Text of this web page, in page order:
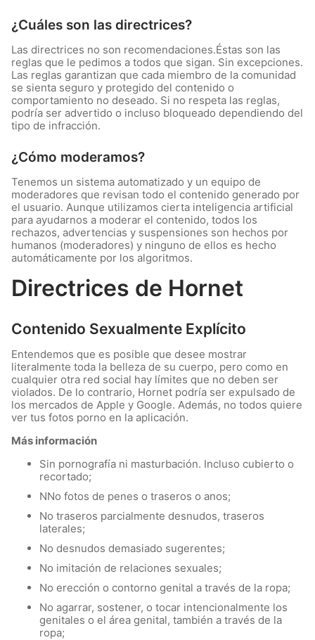
¿Cuáles son las directrices?
Las directrices no son recomendaciones.Éstas son las
reglas que le pedimos a todos que sigan. Sin excepciones.
Las reglas garantizan que cada miembro de la comunidad
se sienta seguro y protegido del contenido o
comportamiento no deseado. Si no respeta las reglas,
podría ser advertido o incluso bloqueado dependiendo del
tipo de infracción.
¿Cómo moderamos?
Tenemos un sistema automatizado y un equipo de
moderadores que revisan todo el contenido generado por
el usuario. Aunque utilizamos cierta inteligencia artificial
para ayudarnos a moderar el contenido, todos los
rechazos, advertencias y suspensiones son hechos por
humanos (moderadores) y ninguno de ellos es hecho
automáticamente por los algoritmos.
Directrices de Hornet
Contenido Sexualmente Explícito
Entendemos que es posible que desee mostrar
literalmente toda la belleza de su cuerpo, pero como en
cualquier otra red social hay límites que no deben ser
violados. De lo contrario, Hornet podría ser expulsado de
los mercados de Apple y Google. Además, no todos quiere
ver tus fotos porno en la aplicación.
Más información
Sin pornografía ni masturbación. Incluso cubierto o
recortado;
NNo fotos de penes o traseros o anos;
No traseros parcialmente desnudos, traseros
laterales;
No desnudos demasiado sugerentes;
No imitación de relaciones sexuales;
No erección o contorno genital a través de la ropa;
No agarrar, sostener, o tocar intencionalmente los
genitales o el área genital, también a través de la
ropa;